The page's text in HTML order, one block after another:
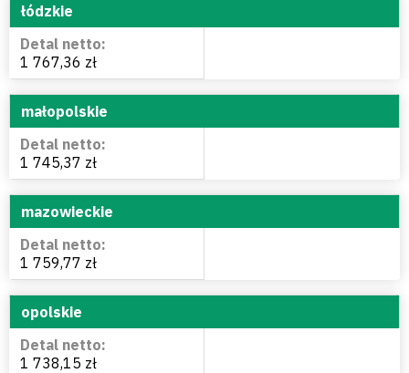
łódzkie
1 767,36 zł
małopolskie
1 745,37 zł
mazowieckie
1 759,77 zł
opolskie
1 738,15 zł